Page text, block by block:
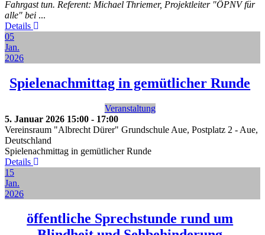
Fahrgast tun. Referent: Michael Thriemer, Projektleiter "ÖPNV für
alle" bei ...
Details
05
Jan.
2026
Spielenachmittag in gemütlicher Runde
Veranstaltung
5. Januar 2026 15:00 - 17:00
Vereinsraum "Albrecht Dürer" Grundschule Aue, Postplatz 2 - Aue,
Deutschland
Spielenachmittag in gemütlicher Runde
Details
15
Jan.
2026
öffentliche Sprechstunde rund um